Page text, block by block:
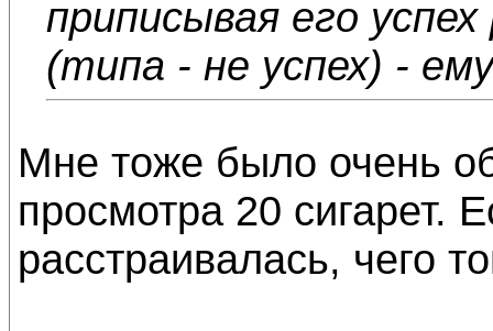
приписывая его
(типа - не успех) -
Мне тоже было очень
просмотра 20 сигарет.
расстраивалась, чего